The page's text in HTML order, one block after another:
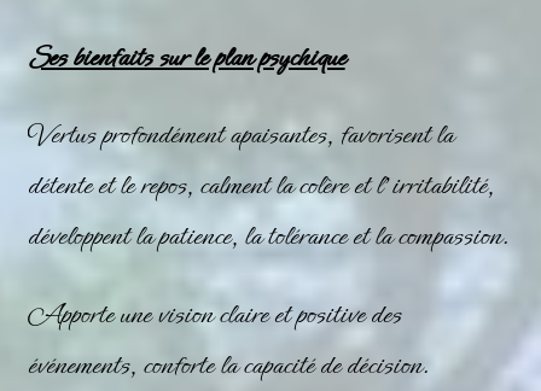
Ses bienfaits sur le plan psychique
Vertus profondément apaisantes, favorisent la
détente et le repos, calment la colère et l’irritabilité,
développent la patience, la tolérance et la compassion.
Apporte une vision claire et positive des
événements, conforte la capacité de décision.